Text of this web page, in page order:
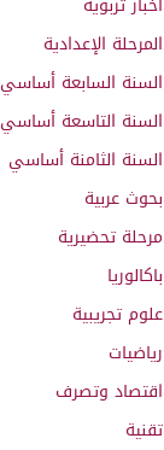
المرحلة الإعدادية
السنة السابعة أساسي
السنة التاسعة أساسي
السنة الثامنة أساسي
بحوث عربية
مرحلة تحضيرية
باكالوريا
علوم تجريبية
رياضيات
اقتصاد وتصرف
تقنية